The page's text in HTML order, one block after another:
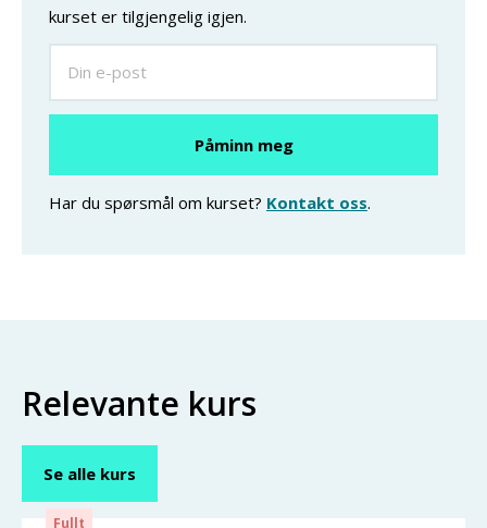
kurset er tilgjengelig igjen.
Har du spørsmål om kurset? Kontakt oss.
Relevante kurs
Se alle kurs
Fullt